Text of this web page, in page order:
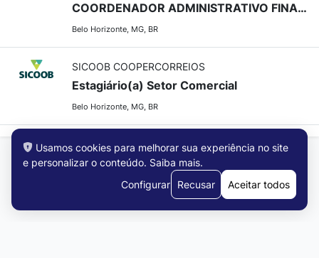
COORDENADOR ADMINISTRATIVO FINANCEIRO
Belo Horizonte, MG, BR
SICOOB COOPERCORREIOS
Estagiário(a) Setor Comercial
Belo Horizonte, MG, BR
Usamos cookies para melhorar sua experiência no site
e personalizar o conteúdo. Saiba mais.
Configurar
Recusar Aceitar todos